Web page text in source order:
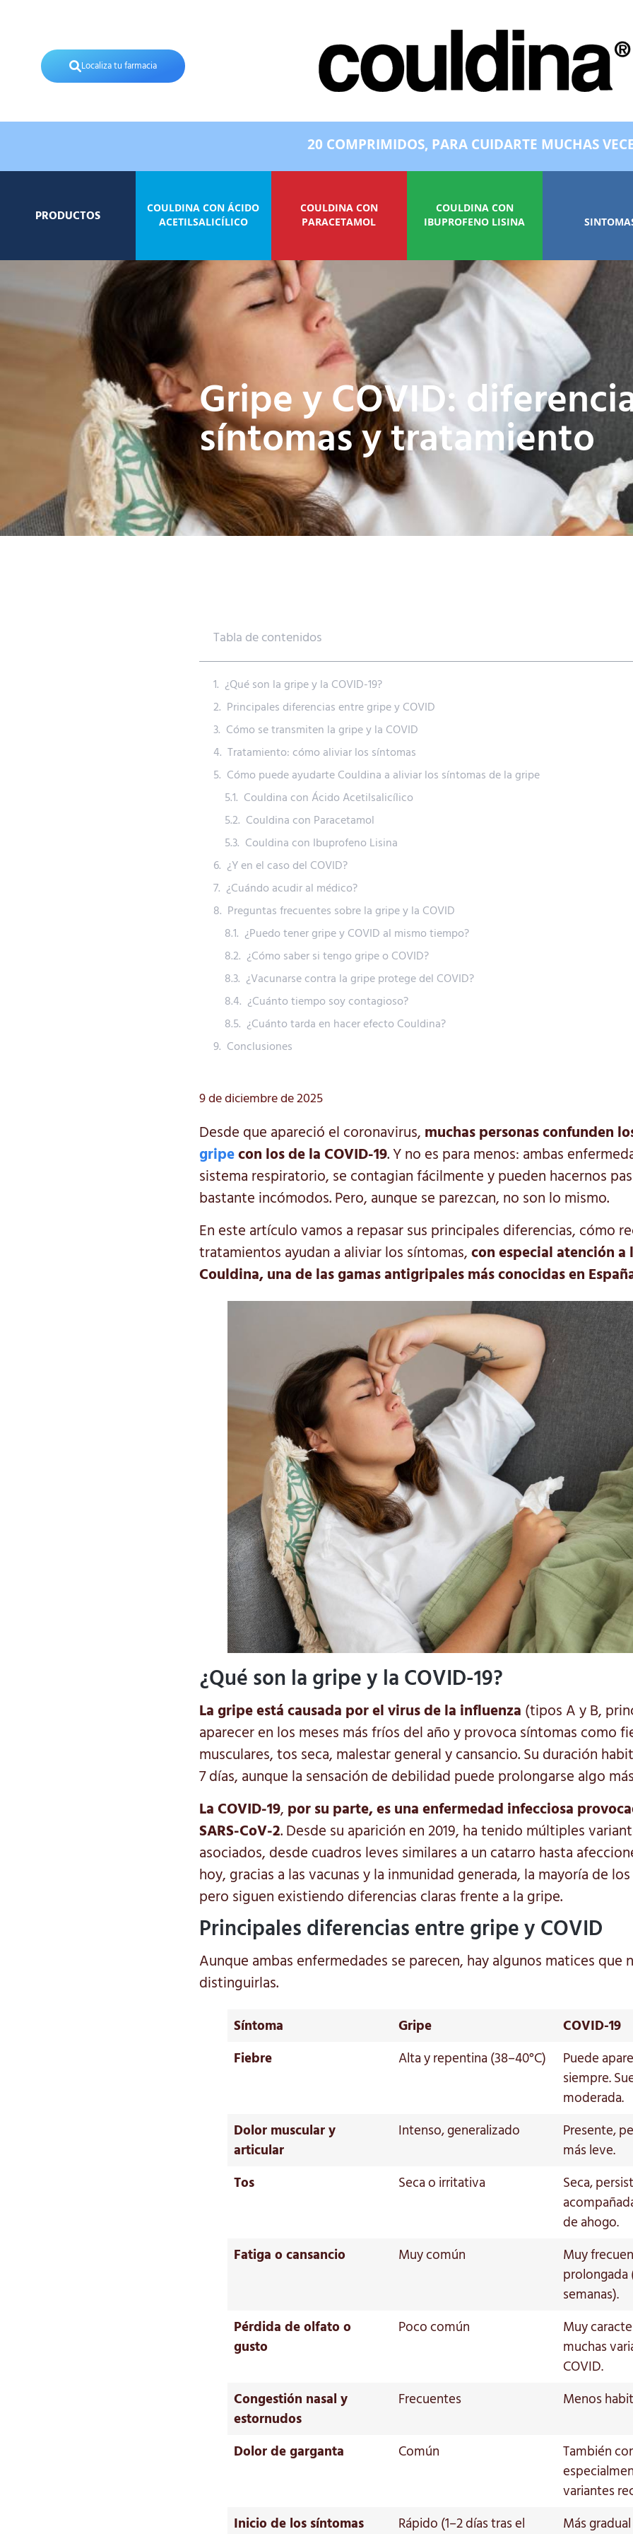
Localiza tu farmacia
20 COMPRIMIDOS, PARA CUIDARTE MUCHAS
PRODUCTOS
COULDINA CON ÁCIDO
ACETILSALICÍLICO
COULDINA CON
PARACETAMOL
COULDINA CON
IBUPROFENO LISINA
Gripe y COVID:
síntomas y tratamiento
Tabla de contenidos
¿Qué son la gripe y la COVID-19?
Principales diferencias entre gripe y COVID
Cómo se transmiten la gripe y la COVID
Tratamiento: cómo aliviar los síntomas
Cómo puede ayudarte Couldina a aliviar los síntomas de la gripe
Couldina con Ácido Acetilsalicílico
Couldina con Paracetamol
Couldina con Ibuprofeno Lisina
¿Y en el caso del COVID?
¿Cuándo acudir al médico?
Preguntas frecuentes sobre la gripe y la COVID
¿Puedo tener gripe y COVID al mismo tiempo?
¿Cómo saber si tengo gripe o COVID?
¿Vacunarse contra la gripe protege del COVID?
¿Cuánto tiempo soy contagioso?
¿Cuánto tarda en hacer efecto Couldina?
Conclusiones
9 de diciembre de 2025
Desde que apareció el coronavirus, muchas personas confunden
gripecon los de la COVID-19. Y no es para menos: ambas
sistema respiratorio, se contagian fácilmente y pueden hacernos
bastante incómodos. Pero, aunque se parezcan, no son lo mismo.
En este artículo vamos a repasar sus principales diferencias, cómo
tratamientos ayudan a aliviar los síntomas,con especial atención
Couldina, una de las gamas antigripales más conocidas en
¿Qué son la gripe y la COVID-19?
La gripeestá causada por el virus de la influenza (tipos A y B,
aparecer en los meses más fríos del año y provoca síntomas como
musculares, tos seca, malestar general y cansancio. Su duración
7 días, aunque la sensación de debilidad puede prolongarse algo
La COVID-19, por su parte, es una enfermedad infecciosa
SARS-CoV-2. Desde su aparición en 2019, ha tenido múltiples
asociados, desde cuadros leves similares a un catarro hasta
hoy, gracias a las vacunas y la inmunidad generada, la mayoría de
pero siguen existiendo diferencias claras frente a la gripe.
Principales diferencias entre gripe y COVID
Aunque ambas enfermedades se parecen, hay algunos matices que
distinguirlas.
Síntoma Gripe
COVID-19
Fiebre
Alta y repentina (38–40°C)
Puede
siempre.
moderada.
Dolor muscular y
articular
Intenso, generalizado
Presente,
más leve.
Tos
Seca o irritativa
Seca,
de ahogo.
Fatiga o cansancio
Muy común
Muy
prolongada
semanas).
Pérdida de olfato o
gusto
Poco común
Muy
muchas
COVID.
Congestión nasal y
estornudos
Frecuentes Menos
Dolor de garganta Común
También
variantes
Inicio de los síntomas
Rápido (1–2 días tras el
Más